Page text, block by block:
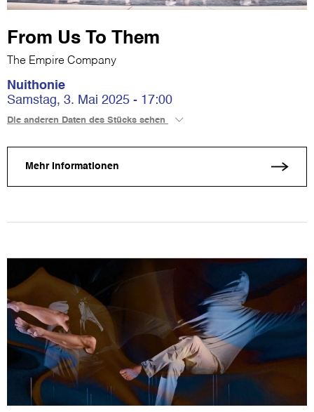
From Us To Them
The Empire Company
Nuithonie
Samstag, 3. Mai 2025 - 17:00
Die anderen Daten des Stücks sehen
Mehr Informationen